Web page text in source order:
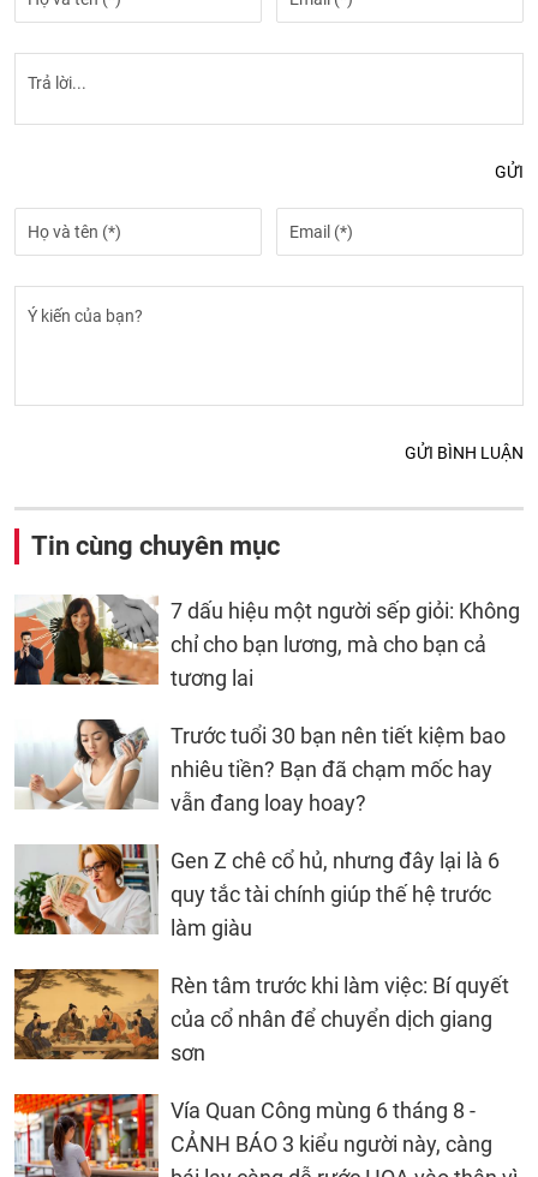
GỬI
GỬI BÌNH LUẬN
Tin cùng chuyên mục
7 dấu hiệu một người sếp giỏi: Không
chỉ cho bạn lương, mà cho bạn cả
tương lai
Trước tuổi 30 bạn nên tiết kiệm bao
nhiêu tiền? Bạn đã chạm mốc hay
vẫn đang loay hoay?
Gen Z chê cổ hủ, nhưng đây lại là 6
quy tắc tài chính giúp thế hệ trước
làm giàu
Rèn tâm trước khi làm việc: Bí quyết
của cổ nhân để chuyển dịch giang
sơn
Vía Quan Công mùng 6 tháng 8 -
CẢNH BÁO 3 kiểu người này, càng